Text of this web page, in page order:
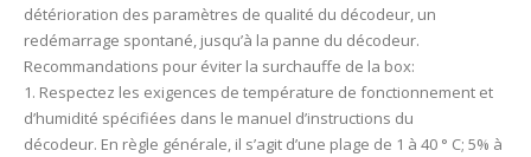
détérioration des paramètres de qualité du décodeur, un
redémarrage spontané, jusqu’à la panne du décodeur.
Recommandations pour éviter la surchauffe de la box:
1. Respectez les exigences de température de fonctionnement et
d’humidité spécifiées dans le manuel d’instructions du
décodeur. En règle générale, il s’agit d’une plage de 1 à 40 ° C; 5% à